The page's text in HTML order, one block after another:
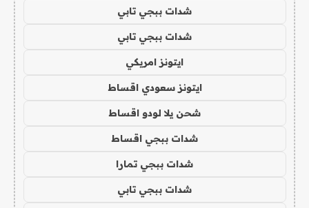
شدات ببجي تابي
شدات ببجي تابي
ايتونز امريكي
ايتونز سعودي اقساط
شحن يلا لودو اقساط
شدات ببجي اقساط
شدات ببجي تمارا
شدات ببجي تابي